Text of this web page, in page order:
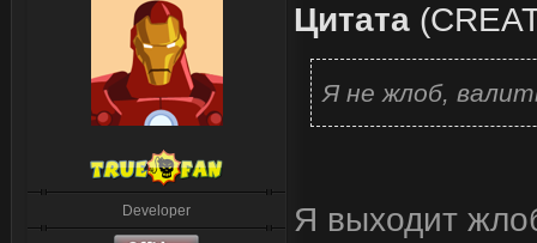
Developer
Цитата (
Я не жлоб,
Я выходит